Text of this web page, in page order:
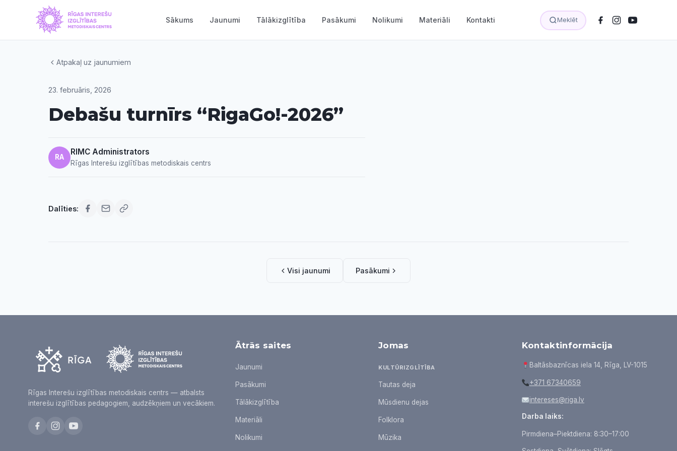
Sākums Jaunumi Tālākizglītība Pasākumi Nolikumi Materiāli Kontakti Meklēt
Atpakaļ uz jaunumiem
23. februāris, 2026
Debašu turnīrs “RigaGo!-2026”
RA
RIMC Administrators
Rīgas Interešu izglītības metodiskais centrs
Dalīties:
Visi jaunumi Pasākumi
Rīgas Interešu izglītības metodiskais centrs — atbalsts
interešu izglītības pedagogiem, audzēkņiem un vecākiem.
Ātrās saites
Jaunumi
Pasākumi
Tālākizglītība
Materiāli
Nolikumi
Jomas
KULTŪRIZGLĪTĪBA
Tautas deja
Mūsdienu dejas
Folklora
Mūzika
Kontaktinformācija
Baltāsbaznīcas iela 14, Rīga, LV-1015
+371 67340659
intereses@riga.lv
Darba laiks:
Pirmdiena–Piektdiena: 8:30–17:00